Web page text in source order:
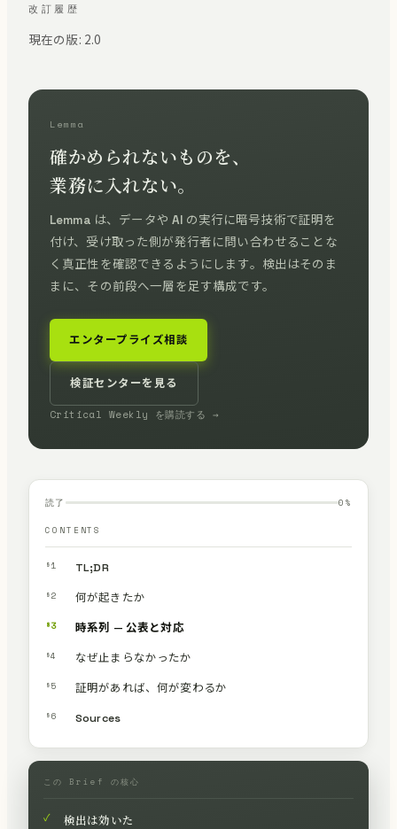
改訂履歴
現在の版: 2.0
Lemma
確かめられないものを、
業務に入れない。
Lemma は、データや AI の実行に暗号技術で証明を
付け、受け取った側が発行者に問い合わせることな
く真正性を確認できるようにします。検出はそのま
まに、その前段へ一層を足す構成です。
エンタープライズ相談
検証センターを見る
Critical Weekly を購読する →
読了 0 %
CONTENTS
§1 TL;DR
§2 何が起きたか
§3 時系列 — 公表と対応
§4 なぜ止まらなかったか
§5 証明があれば、何が変わるか
§6 Sources
この Brief の核心
✓ 検出は効いた